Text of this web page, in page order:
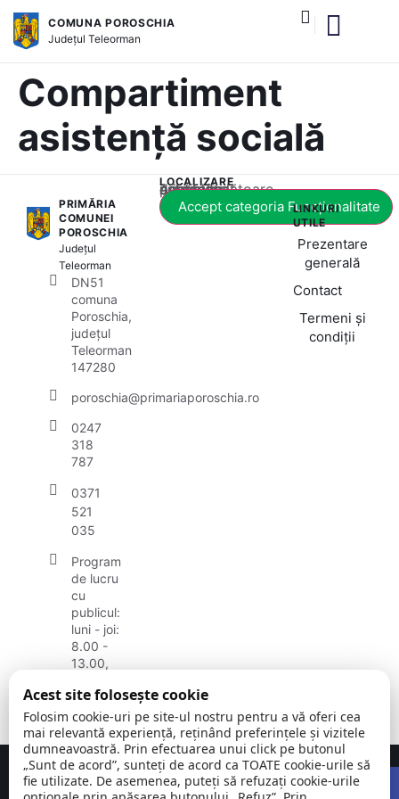
COMUNA POROSCHIA
JudețulTeleorman
Compartiment
asistență socială
PRIMĂRIA
COMUNEI
POROSCHIA
Județul
Teleorman
DN51
comuna
Poroschia,
județul
Teleorman
147280
poroschia@primariaporoschia.ro
0247
318
787
0371
521
035
Program
de lucru
cu
publicul:
luni - joi:
8.00 -
13.00,
8.00 -
12.00
LOCALIZARE
Acest conținut este blocat până când acceptați categoria corespunzătoare de cookie-uri.
Accept categoria Funcționalitate
LINKURI
UTILE
Prezentare
generală
Contact
Termeni și
condiții
Concept realizat deBig Media Relații Publice SRL
Acest site folosește cookie
Folosim cookie-uri pe site-ul nostru pentru a vă oferi cea
mai relevantă experiență, reținând preferințele și vizitele
dumneavoastră. Prin efectuarea unui click pe butonul
„Sunt de acord”, sunteți de acord ca TOATE cookie-urile să
fie utilizate. De asemenea, puteți să refuzați cookie-urile